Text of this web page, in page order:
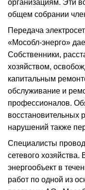
организациям. Эти
общем собрании
Передача
«Мособл-энерго»
Собственники,
хозяйством,
капитальным
обслуживание и
профессионалов.
восстановительных
нарушений также
Специалисты
сетевого хозяйства.
энергообъект в
работ по одной из